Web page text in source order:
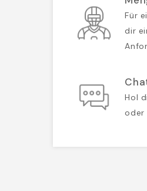
Für
dir
Hol
oder